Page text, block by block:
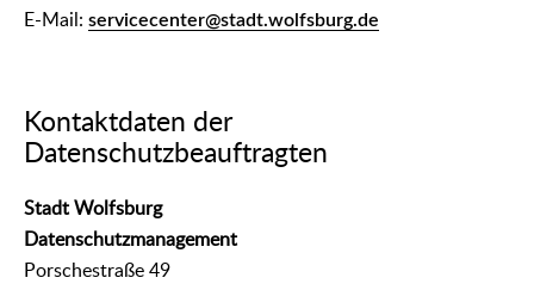
E-Mail: servicecenter@stadt.wolfsburg.de
Kontaktdaten der
Datenschutzbeauftragten
Stadt Wolfsburg
Datenschutzmanagement
Porschestraße 49